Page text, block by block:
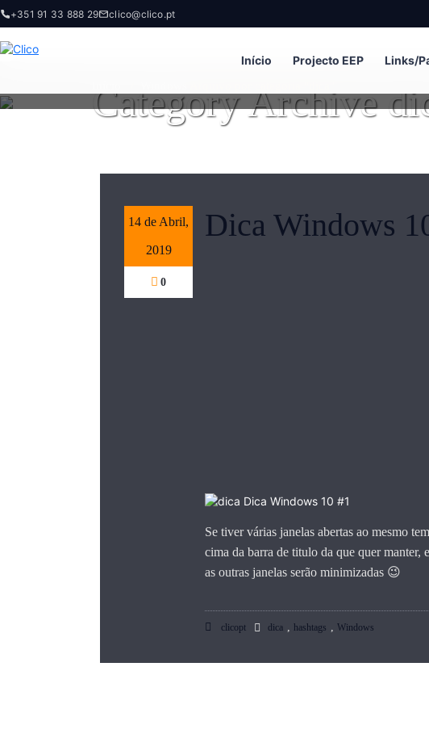
+351 91 33 888 29 clico@clico.pt
Início Projecto EEP Links/
Category Archive
14 de Abril,
2019
0
Dica Windows
Se tiver várias janelas abertas ao mesmo
cima da barra de titulo da que quer manter,
as outras janelas serão minimizadas 😉
clicopt dica , hashtags ,Windows